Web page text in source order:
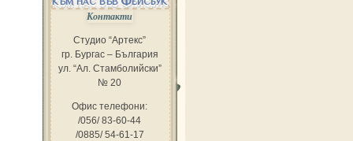
Контакти
Студио “Артекс”
гр. Бургас – България
ул. “Ал. Стамболийски”
№ 20
Офис телефони:
/056/ 83-60-44
/0885/ 54-61-17